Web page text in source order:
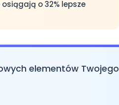
o 32% lepsze
elementów Twojego